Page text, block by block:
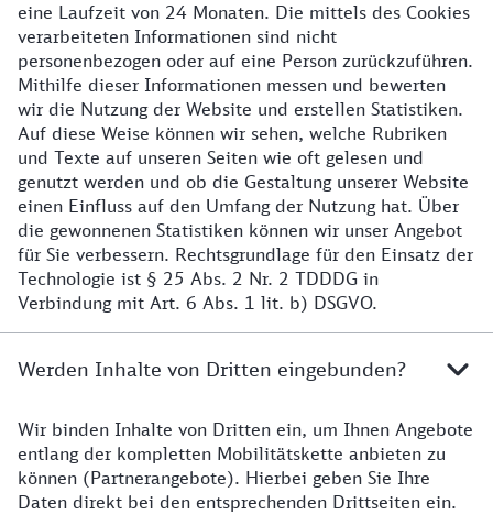
eine Laufzeit von 24 Monaten. Die mittels des Cookies
verarbeiteten Informationen sind nicht
personenbezogen oder auf eine Person zurückzuführen.
Mithilfe dieser Informationen messen und bewerten
wir die Nutzung der Website und erstellen Statistiken.
Auf diese Weise können wir sehen, welche Rubriken
und Texte auf unseren Seiten wie oft gelesen und
genutzt werden und ob die Gestaltung unserer Website
einen Einfluss auf den Umfang der Nutzung hat. Über
die gewonnenen Statistiken können wir unser Angebot
für Sie verbessern. Rechtsgrundlage für den Einsatz der
Technologie ist § 25 Abs. 2 Nr. 2 TDDDG in
Verbindung mit Art. 6 Abs. 1 lit. b) DSGVO.
Werden Inhalte von Dritten eingebunden?
Wir binden Inhalte von Dritten ein, um Ihnen Angebote
entlang der kompletten Mobilitätskette anbieten zu
können (Partnerangebote). Hierbei geben Sie Ihre
Daten direkt bei den entsprechenden Drittseiten ein.